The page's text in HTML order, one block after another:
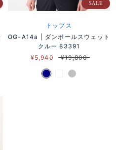
SALE
トップス
OG-A14a | ダンボールスウェット
クルー 83391
¥5,940
¥19,800